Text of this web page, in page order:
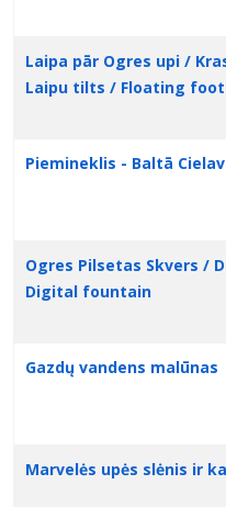
Laipa pār Ogres upi /
Laipu tilts / Floating
Piemineklis - Baltā
Ogres Pilsetas Skvers /
Digital fountain
Gazdų vandens malūnas
Marvelės upės slėnis ir